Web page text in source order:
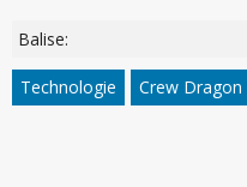
Balise:
Technologie Crew Dragon